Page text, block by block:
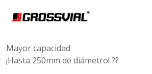
Mayor capacidad
¡Hasta 250mm de diámetro! ??